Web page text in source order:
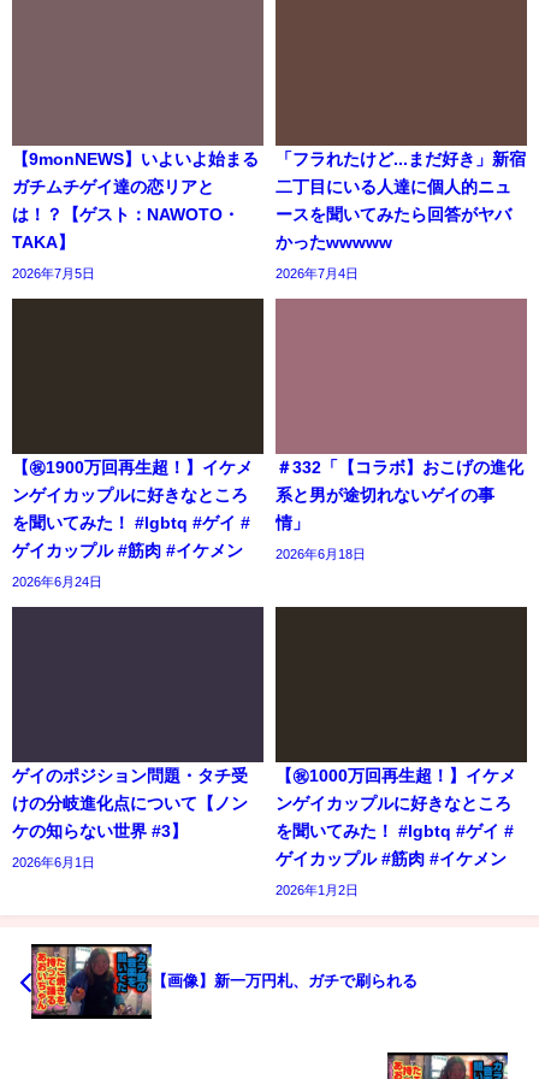
【9monNEWS】いよいよ始まる
ガチムチゲイ達の恋リアと
は！？【ゲスト：NAWOTO・
TAKA】
2026年7月5日
「フラれたけど...まだ好き」新宿
二丁目にいる人達に個人的ニュ
ースを聞いてみたら回答がヤバ
かったwwwww
2026年7月4日
【㊗️1900万回再生超！】イケメ
ンゲイカップルに好きなところ
を聞いてみた！ #lgbtq #ゲイ #
ゲイカップル #筋肉 #イケメン
2026年6月24日
＃332「【コラボ】おこげの進化
系と男が途切れないゲイの事
情」
2026年6月18日
ゲイのポジション問題・タチ受
けの分岐進化点について【ノン
ケの知らない世界 #3】
2026年6月1日
【㊗️1000万回再生超！】イケメ
ンゲイカップルに好きなところ
を聞いてみた！ #lgbtq #ゲイ #
ゲイカップル #筋肉 #イケメン
2026年1月2日
【画像】新一万円札、ガチで刷られる